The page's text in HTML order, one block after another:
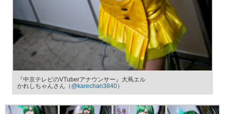
『中京テレビのVTuberアナウンサー』大蔦エル
かれしちゃんさん（ @karechan3840）